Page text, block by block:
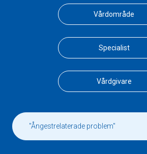
Vårdområde
Specialist
Vårdgivare